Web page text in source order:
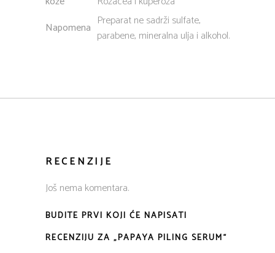
Napomena Preparat ne sadrži sulfate,
parabene, mineralna ulja i alkohol.
RECENZIJE
Još nema komentara.
BUDITE PRVI KOJI ĆE NAPISATI
RECENZIJU ZA „PAPAYA PILING SERUM“